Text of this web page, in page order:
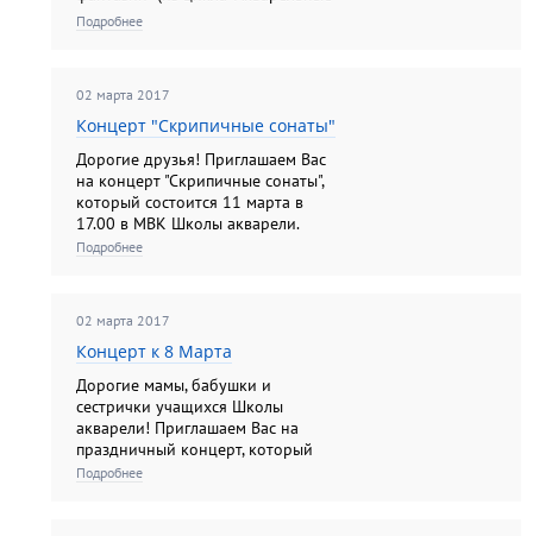
салоны"), который состоится 12
марта в 14.00 в МВК Школы
Подробнее
02 марта 2017
Концерт "Скрипичные сонаты"
Дорогие друзья! Приглашаем Вас
на концерт "Скрипичные сонаты",
который состоится 11 марта в
17.00 в МВК Школы акварели.
Вход по билетам на выставку.
Подробнее
02 марта 2017
Концерт к 8 Марта
Дорогие мамы, бабушки и
сестрички учащихся Школы
акварели! Приглашаем Вас на
праздничный концерт, который
состоится 6 марта в 17.00 на 2
Подробнее